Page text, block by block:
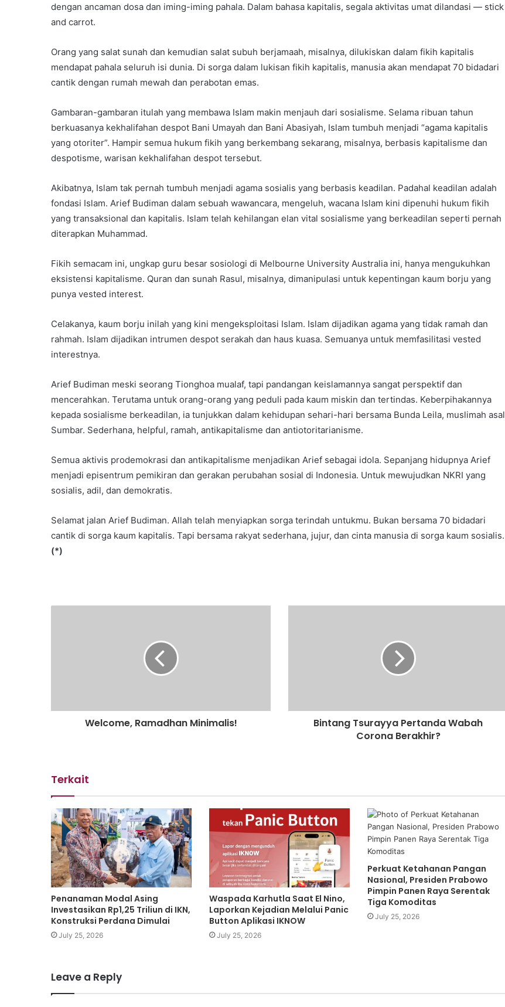
dengan ancaman dosa dan iming-iming pahala. Dalam bahasa kapitalis, segala aktivitas umat dilandasi — stick
and carrot.
Orang yang salat sunah dan kemudian salat subuh berjamaah, misalnya, dilukiskan dalam fikih kapitalis
mendapat pahala seluruh isi dunia. Di sorga dalam lukisan fikih kapitalis, manusia akan mendapat 70 bidadari
cantik dengan rumah mewah dan perabotan emas.
Gambaran-gambaran itulah yang membawa Islam makin menjauh dari sosialisme. Selama ribuan tahun
berkuasanya kekhalifahan despot Bani Umayah dan Bani Abasiyah, Islam tumbuh menjadi “agama kapitalis
yang otoriter”. Hampir semua hukum fikih yang berkembang sekarang, misalnya, berbasis kapitalisme dan
despotisme, warisan kekhalifahan despot tersebut.
Akibatnya, Islam tak pernah tumbuh menjadi agama sosialis yang berbasis keadilan. Padahal keadilan adalah
fondasi Islam. Arief Budiman dalam sebuah wawancara, mengeluh, wacana Islam kini dipenuhi hukum fikih
yang transaksional dan kapitalis. Islam telah kehilangan elan vital sosialisme yang berkeadilan seperti pernah
diterapkan Muhammad.
Fikih semacam ini, ungkap guru besar sosiologi di Melbourne University Australia ini, hanya mengukuhkan
eksistensi kapitalisme. Quran dan sunah Rasul, misalnya, dimanipulasi untuk kepentingan kaum borju yang
punya vested interest.
Celakanya, kaum borju inilah yang kini mengeksploitasi Islam. Islam dijadikan agama yang tidak ramah dan
rahmah. Islam dijadikan intrumen despot serakah dan haus kuasa. Semuanya untuk memfasilitasi vested
interestnya.
Arief Budiman meski seorang Tionghoa mualaf, tapi pandangan keislamannya sangat perspektif dan
mencerahkan. Terutama untuk orang-orang yang peduli pada kaum miskin dan tertindas. Keberpihakannya
kepada sosialisme berkeadilan, ia tunjukkan dalam kehidupan sehari-hari bersama Bunda Leila, muslimah asal
Sumbar. Sederhana, helpful, ramah, antikapitalisme dan antiotoritarianisme.
Semua aktivis prodemokrasi dan antikapitalisme menjadikan Arief sebagai idola. Sepanjang hidupnya Arief
menjadi episentrum pemikiran dan gerakan perubahan sosial di Indonesia. Untuk mewujudkan NKRI yang
sosialis, adil, dan demokratis.
Selamat jalan Arief Budiman. Allah telah menyiapkan sorga terindah untukmu. Bukan bersama 70 bidadari
cantik di sorga kaum kapitalis. Tapi bersama rakyat sederhana, jujur, dan cinta manusia di sorga kaum sosialis.
(*)
Welcome, Ramadhan Minimalis!
Bintang Tsurayya Pertanda Wabah
Corona Berakhir?
Terkait
Penanaman Modal Asing
Investasikan Rp1,25 Triliun di IKN,
Konstruksi Perdana Dimulai
July 25, 2026
Waspada Karhutla Saat El Nino,
Laporkan Kejadian Melalui Panic
Button Aplikasi IKNOW
July 25, 2026
Perkuat Ketahanan Pangan
Nasional, Presiden Prabowo
Pimpin Panen Raya Serentak
Tiga Komoditas
July 25, 2026
Leave a Reply